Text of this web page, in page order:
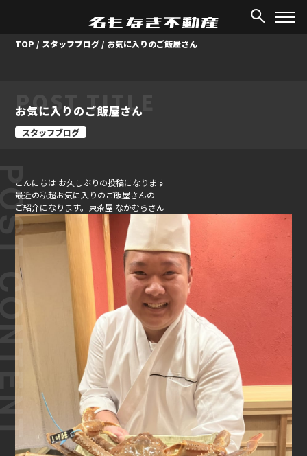
TOP / スタッフブログ / お気に入りのご飯屋さん
POST TITLE
お気に入りのご飯屋さん
スタッフブログ
こんにちは お久しぶりの投稿になります
最近の私超お気に入りのご飯屋さんの
ご紹介になります。 東茶屋 なかむらさん